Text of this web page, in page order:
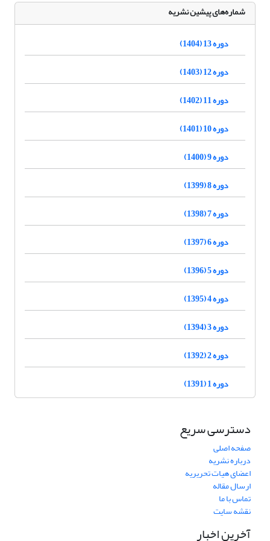
شماره‌های پیشین نشریه
دوره 13 (1404)
دوره 12 (1403)
دوره 11 (1402)
دوره 10 (1401)
دوره 9 (1400)
دوره 8 (1399)
دوره 7 (1398)
دوره 6 (1397)
دوره 5 (1396)
دوره 4 (1395)
دوره 3 (1394)
دوره 2 (1392)
دوره 1 (1391)
دسترسی سریع
صفحه اصلی
درباره نشریه
اعضای هیات تحریریه
ارسال مقاله
تماس با ما
نقشه سایت
آخرین اخبار